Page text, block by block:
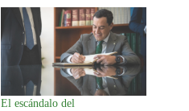
El escándalo del